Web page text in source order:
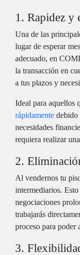
1. Rapidez y
Una de las
lugar de esperar
adecuado, en
la transacción en
a tus plazos y
Ideal para aquellos
rápidamente debido
necesidades
requiera realizar
2.
Al vendernos tu
intermediarios.
negociaciones
trabajarás
proceso para poder
3.